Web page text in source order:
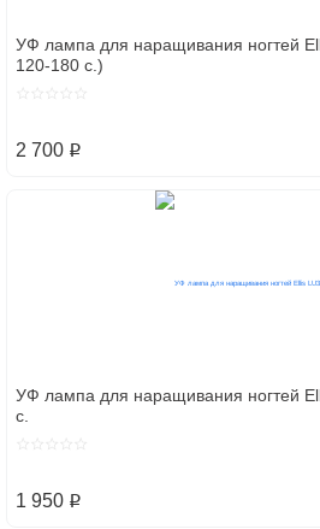
УФ лампа для наращивания ногтей
120-180 с.)
2 700 p
УФ лампа для наращивания ногтей
с.
1 950 p